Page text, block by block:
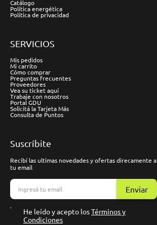
Catálogo
Política energética
Política de privacidad
SERVICIOS
Mis pedidos
Mi carrito
Cómo comprar
Preguntas frecuentes
Proveedores
Vea su ticket aquí
Trabaje con nosotros
Portal GDU
Solicitá la Tarjeta Más
Consulta de Puntos
Suscríbite
Recibí las ultimas novedades y ofertas direcamente a
tu email
Enviar
He leído y acepto losTérminos y
Condiciones